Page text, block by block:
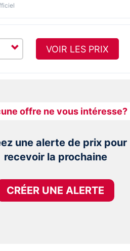
VOIR LES PRIX
offre ne vous intéresse?
une alerte de prix pour
recevoir la prochaine
CRÉER UNE ALERTE